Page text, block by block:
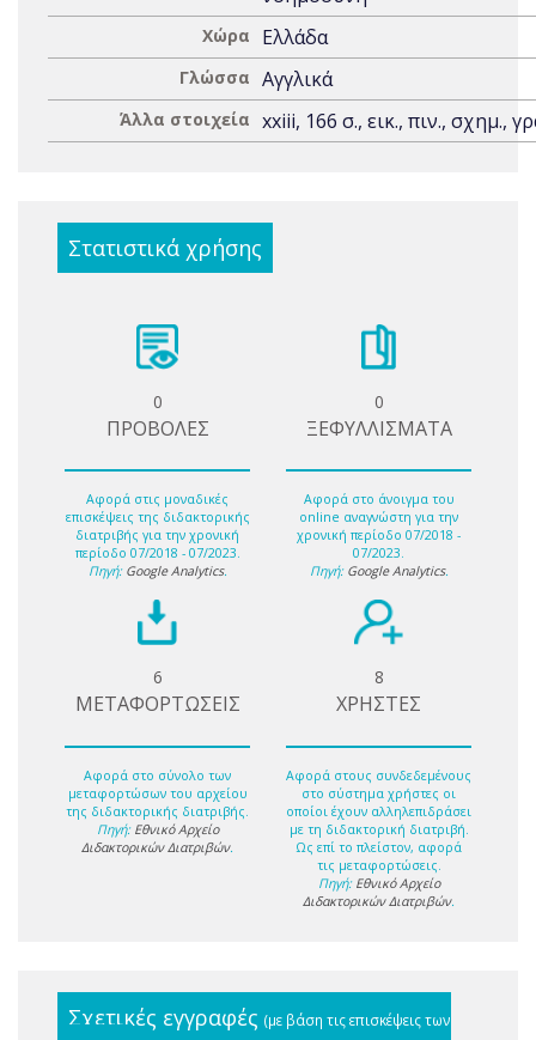
Χώρα Ελλάδα
Γλώσσα Αγγλικά
Άλλα στοιχεία xxiii, 166 σ., εικ., πιν., σχημ.,
Στατιστικά χρήσης
0
ΠΡΟΒΟΛΕΣ
Αφορά στις μοναδικές
επισκέψεις της διδακτορικής
διατριβής για την χρονική
περίοδο 07/2018 - 07/2023.
Πηγή: Google Analytics.
0
ΞΕΦΥΛΛΙΣΜΑΤΑ
Αφορά στο άνοιγμα του
online αναγνώστη για την
χρονική περίοδο 07/2018 -
07/2023.
Πηγή: Google Analytics.
6
ΜΕΤΑΦΟΡΤΩΣΕΙΣ
Αφορά στο σύνολο των
μεταφορτώσων του αρχείου
της διδακτορικής διατριβής.
Πηγή: Εθνικό Αρχείο
Διδακτορικών Διατριβών.
8
ΧΡΗΣΤΕΣ
Αφορά στους συνδεδεμένους
στο σύστημα χρήστες οι
οποίοι έχουν αλληλεπιδράσει
με τη διδακτορική διατριβή.
Ως επί το πλείστον, αφορά
τις μεταφορτώσεις.
Πηγή: Εθνικό Αρχείο
Διδακτορικών Διατριβών.
Σχετικές εγγραφές (με βάση τις επισκέψεις των